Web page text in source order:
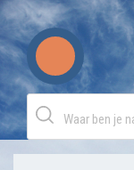
Skip
to
content